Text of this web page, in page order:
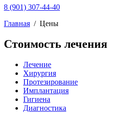
8 (901) 307-44-40
Главная / Цены
Стоимость лечения
Лечение
Хирургия
Протезирование
Имплантация
Гигиена
Диагностика